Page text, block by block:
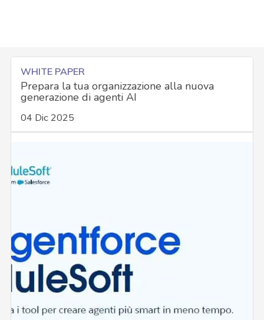
WHITE PAPER
Prepara la tua organizzazione alla nuova
generazione di agenti AI
04 Dic 2025